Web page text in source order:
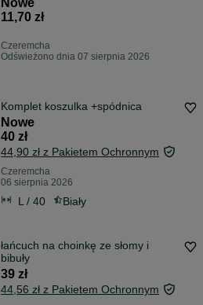
Nowe
11,70 zł
Czeremcha
Odświeżono dnia 07 sierpnia 2026
Komplet koszulka +spódnica
Nowe
40 zł
44,90 zł z Pakietem Ochronnym
Czeremcha
06 sierpnia 2026
L / 40 Biały
łańcuch na choinkę ze słomy i
bibuły
39 zł
44,56 zł z Pakietem Ochronnym